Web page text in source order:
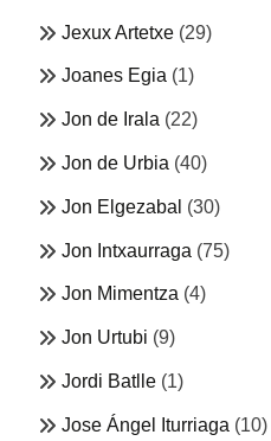
Jexux Artetxe (29)
Joanes Egia (1)
Jon de Irala (22)
Jon de Urbia (40)
Jon Elgezabal (30)
Jon Intxaurraga (75)
Jon Mimentza (4)
Jon Urtubi (9)
Jordi Batlle (1)
Jose Ángel Iturriaga (10)